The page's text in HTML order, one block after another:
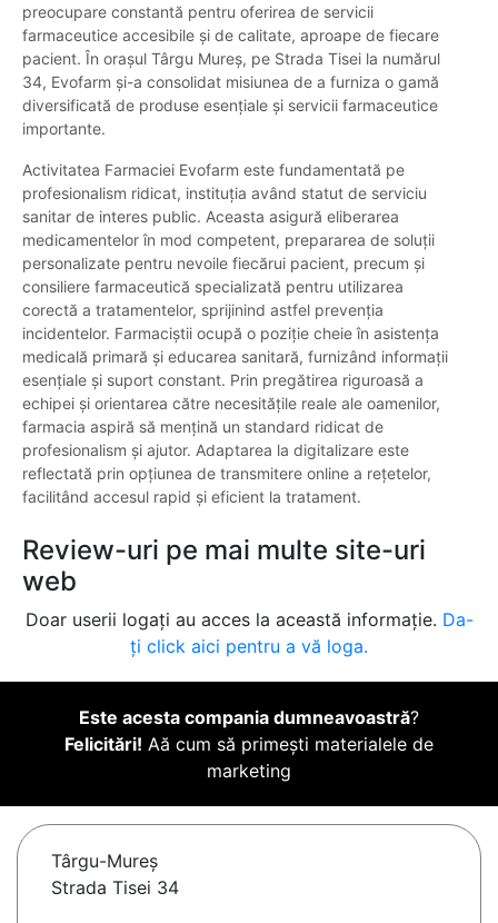
preocupare constantă pentru oferirea de servicii
farmaceutice accesibile și de calitate, aproape de fiecare
pacient. În orașul Târgu Mureș, pe Strada Tisei la numărul
34, Evofarm și-a consolidat misiunea de a furniza o gamă
diversificată de produse esențiale și servicii farmaceutice
importante.
Activitatea Farmaciei Evofarm este fundamentată pe
profesionalism ridicat, instituția având statut de serviciu
sanitar de interes public. Aceasta asigură eliberarea
medicamentelor în mod competent, prepararea de soluții
personalizate pentru nevoile fiecărui pacient, precum și
consiliere farmaceutică specializată pentru utilizarea
corectă a tratamentelor, sprijinind astfel prevenția
incidentelor. Farmaciștii ocupă o poziție cheie în asistența
medicală primară și educarea sanitară, furnizând informații
esențiale și suport constant. Prin pregătirea riguroasă a
echipei și orientarea către necesitățile reale ale oamenilor,
farmacia aspiră să mențină un standard ridicat de
profesionalism și ajutor. Adaptarea la digitalizare este
reflectată prin opțiunea de transmitere online a rețetelor,
facilitând accesul rapid și eficient la tratament.
Review-uri pe mai multe site-uri
web
Doar userii logați au acces la această informație. Da-
ți click aici pentru a vă loga.
Este acesta compania dumneavoastră?
Felicitări! Aă cum să primești materialele de
marketing
Târgu-Mureş
Strada Tisei 34